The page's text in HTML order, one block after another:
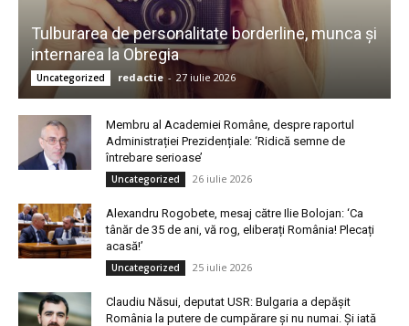
Tulburarea de personalitate borderline, munca și
internarea la Obregia
Uncategorized redactie - 27 iulie 2026
Membru al Academiei Române, despre raportul
Administrației Prezidențiale: ‘Ridică semne de
întrebare serioase’
Uncategorized 26 iulie 2026
Alexandru Rogobete, mesaj către Ilie Bolojan: ‘Ca
tânăr de 35 de ani, vă rog, eliberați România! Plecați
acasă!’
Uncategorized 25 iulie 2026
Claudiu Năsui, deputat USR: Bulgaria a depășit
România la putere de cumpărare și nu numai. Și iată